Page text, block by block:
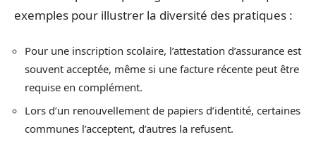
exemples pour illustrer la diversité des pratiques :
Pour une inscription scolaire, l’attestation d’assurance est
souvent acceptée, même si une facture récente peut être
requise en complément.
Lors d’un renouvellement de papiers d’identité, certaines
communes l’acceptent, d’autres la refusent.